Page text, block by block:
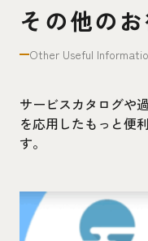
その他の
Other Useful
サービスカタログや
を応用したもっと便
す。